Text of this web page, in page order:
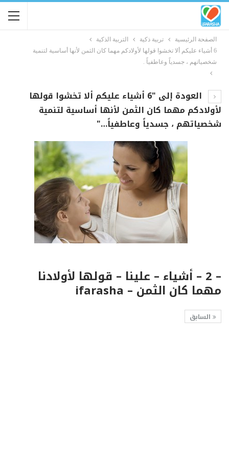
الصفحة الرئيسية تربية ذكية
التربية الذكية
6 أشياء عليكم ألا تخشوا قولها لأولادكم مهما كان الثمن لأنها أساسية لتنمية
شخصياتهم ، جسدياً وعاطفياً .
العودة إلى "6 أشياء عليكم ألا تخشوا قولها
لأولادكم مهما كان الثمن لأنها أساسية لتنمية
شخصياتهم ، جسدياً وعاطفياً…"
– 2 – أشياء – علينا – قولها لأولادنا
مهما كان الثمن – ifarasha
السابق